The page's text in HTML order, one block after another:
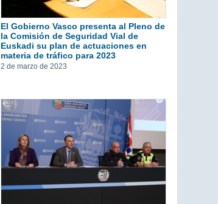
El Gobierno Vasco presenta al Pleno de
la Comisión de Seguridad Vial de
Euskadi su plan de actuaciones en
materia de tráfico para 2023
2 de marzo de 2023